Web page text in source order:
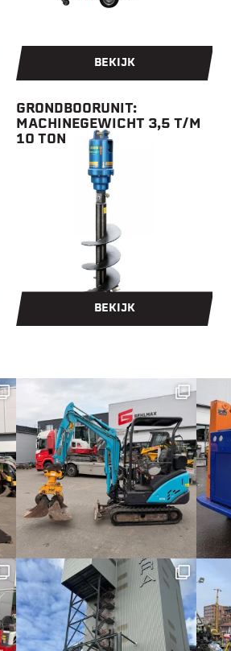
BEKIJK
GRONDBOORUNIT:
MACHINEGEWICHT 3,5 T/M
10 TON
BEKIJK